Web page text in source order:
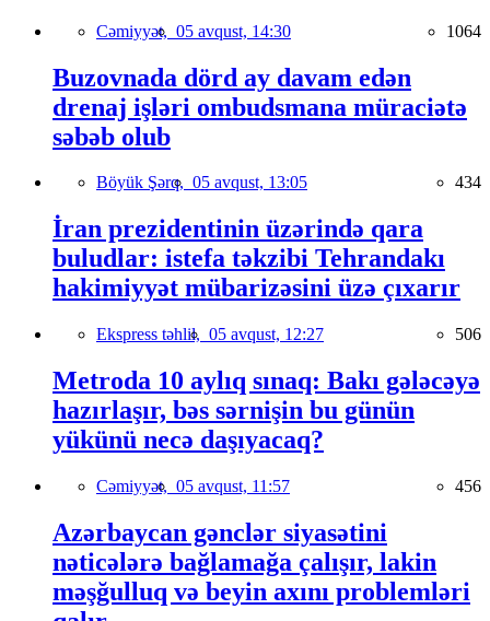
Cəmiyyət, 05 avqust, 14:30 1064
Buzovnada dörd ay davam edən
drenaj işləri ombudsmana müraciətə
səbəb olub
Böyük Şərq, 05 avqust, 13:05 434
İran prezidentinin üzərində qara
buludlar: istefa təkzibi Tehrandakı
hakimiyyət mübarizəsini üzə çıxarır
Ekspress təhlil, 05 avqust, 12:27 506
Metroda 10 aylıq sınaq: Bakı gələcəyə
hazırlaşır, bəs sərnişin bu günün
yükünü necə daşıyacaq?
Cəmiyyət, 05 avqust, 11:57 456
Azərbaycan gənclər siyasətini
nəticələrə bağlamağa çalışır, lakin
məşğulluq və beyin axını problemləri